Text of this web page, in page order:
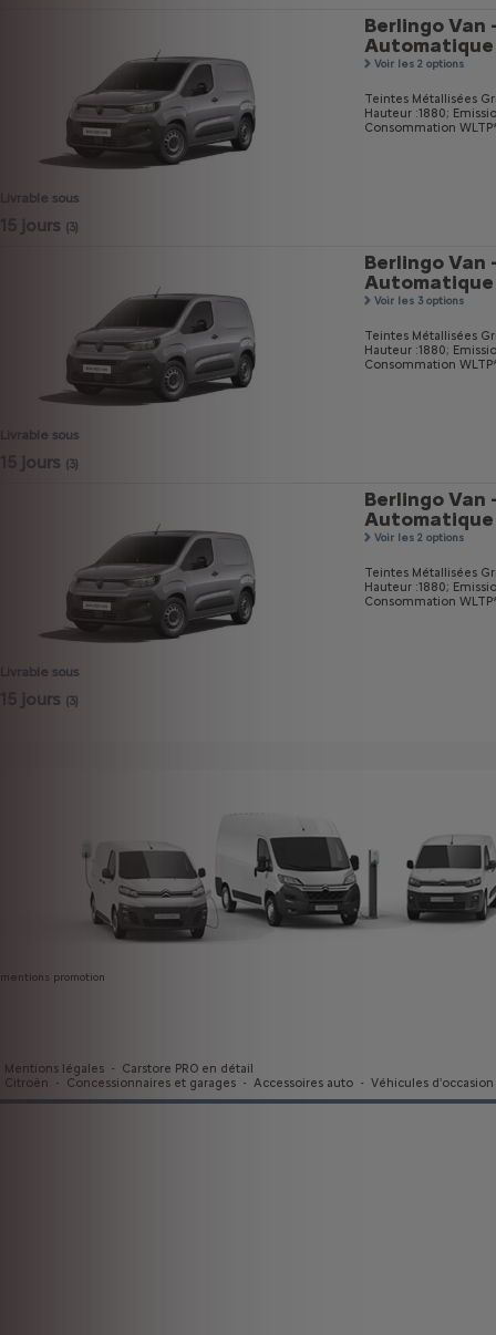
Livrable sous
15 jours (3)
Berlingo Van
Automatique
Voir les 2 options
Teintes Métallisées
Hauteur :1880;
Consommation
Livrable sous
15 jours (3)
Berlingo Van
Automatique
Voir les 3 options
Teintes Métallisées
Hauteur :1880;
Consommation
Livrable sous
15 jours (3)
Berlingo Van
Automatique
Voir les 2 options
Teintes Métallisées
Hauteur :1880;
Consommation
mentions promotion
Mentions légales -
Carstore PRO en détail
Citroën
- Concessionnaires et garages - Accessoires auto - Véhicules d'occasion